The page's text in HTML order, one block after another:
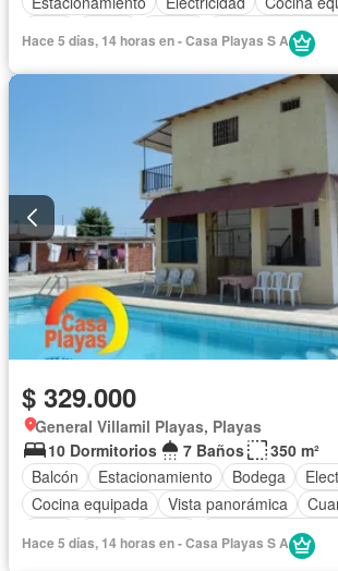
Garita de
Parcialmente amoblado
Hace 5 días, 14 horas en - Casa Playas S A
$ 329.000
General Villamil Playas, Playas
10 Dormitorios
7 Baños
350 m²
Balcón
Estacionamiento Bodega
Cocina equipada
Vista panorámica
Garita de
Parcialmente amoblado
Hace 5 días, 14 horas en - Casa Playas S A